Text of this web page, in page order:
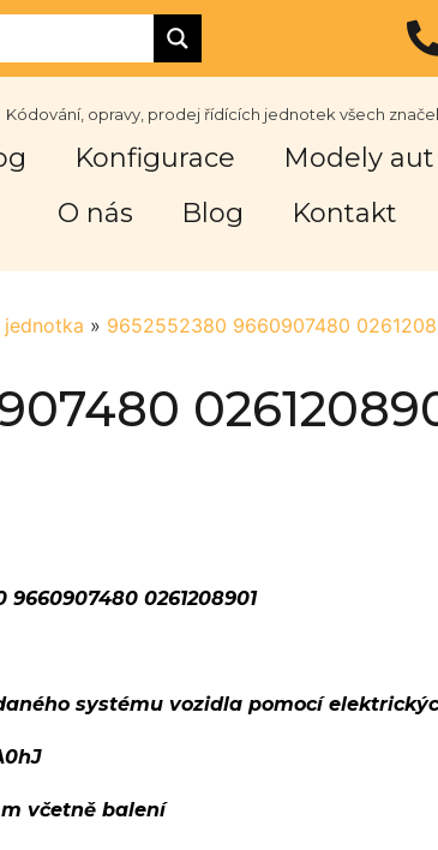
Kódování, opravy, prodej řídících jednotek všech
Konfigurace Modely aut
O nás
Blog Kontakt
jednotka » 9652552380 9660907480
9660907480 0261208901
systému vozidla pomocí
včetně balení